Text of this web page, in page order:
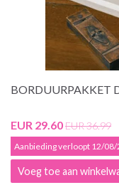
BORDUURPAKKET
EUR 29.60EUR 36.99
Aanbieding verloopt 12/
Voeg toe aan